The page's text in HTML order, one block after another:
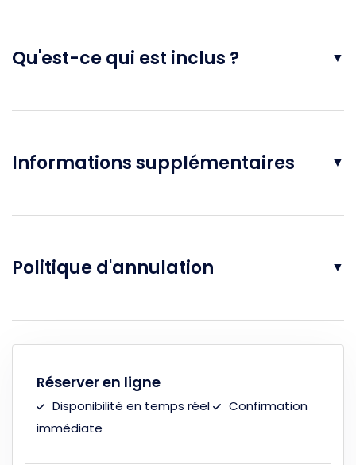
Qu'est-ce qui est inclus ? ▼
Informations supplémentaires ▼
Politique d'annulation ▼
Réserver en ligne
Disponibilité en temps réel
Confirmation
immédiate